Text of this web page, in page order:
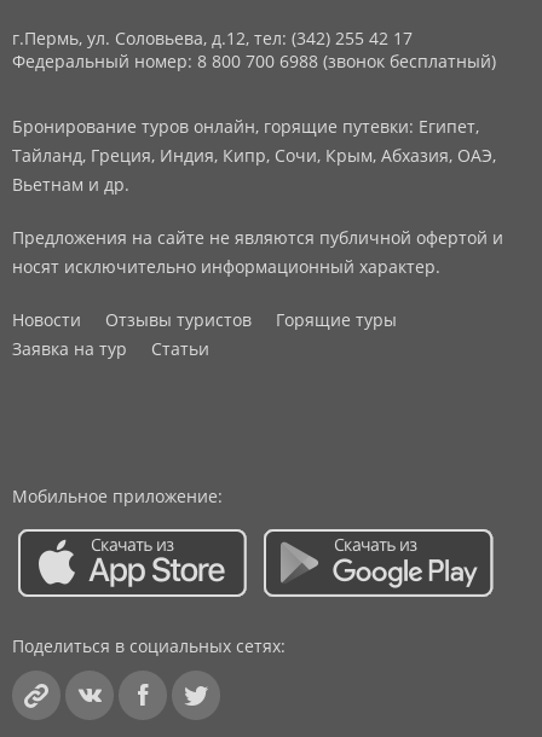
г.Пермь, ул. Соловьева, д.12, тел: (342) 255 42 17
Федеральный номер: 8 800 700 6988 (звонок бесплатный)
Бронирование туров онлайн, горящие путевки: Египет,
Тайланд, Греция, Индия, Кипр, Сочи, Крым, Абхазия, ОАЭ,
Вьетнам и др.
Предложения на сайте не являются публичной офертой и
носят исключительно информационный характер.
Новости Отзывы туристов
Горящие туры
Заявка на тур
Статьи
Мобильное приложение:
Поделиться в социальных сетях: